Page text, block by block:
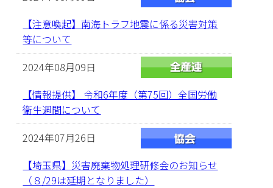
【注意喚起】南海トラフ地震に係る災害対策
等について
2024年08月09日
【情報提供】 令和6年度（第75回）全国労働
衛生週間について
2024年07月26日
【埼玉県】災害廃棄物処理研修会のお知らせ
（８/29は延期となりました）